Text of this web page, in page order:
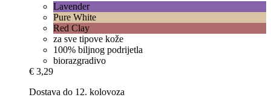
Lavender
Pure White
Red Clay
za sve tipove kože
100% biljnog podrijetla
biorazgradivo
€ 3,29
Dostava do 12. kolovoza